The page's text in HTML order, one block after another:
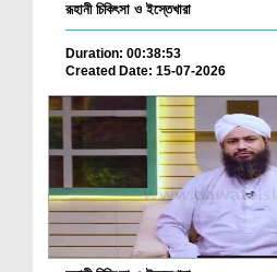
রূহানী চিকিৎসা ও ইস্তেখারা
Duration: 00:38:53
Created Date: 15-07-2026